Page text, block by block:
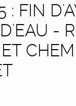
: FIN
-